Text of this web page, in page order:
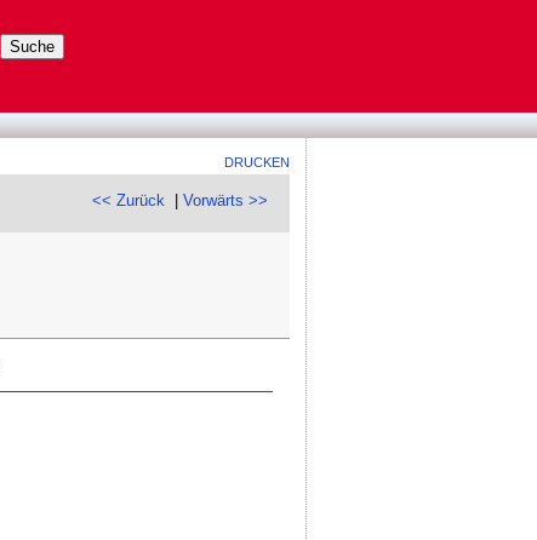
DRUCKEN
<< Zurück |Vorwärts >>